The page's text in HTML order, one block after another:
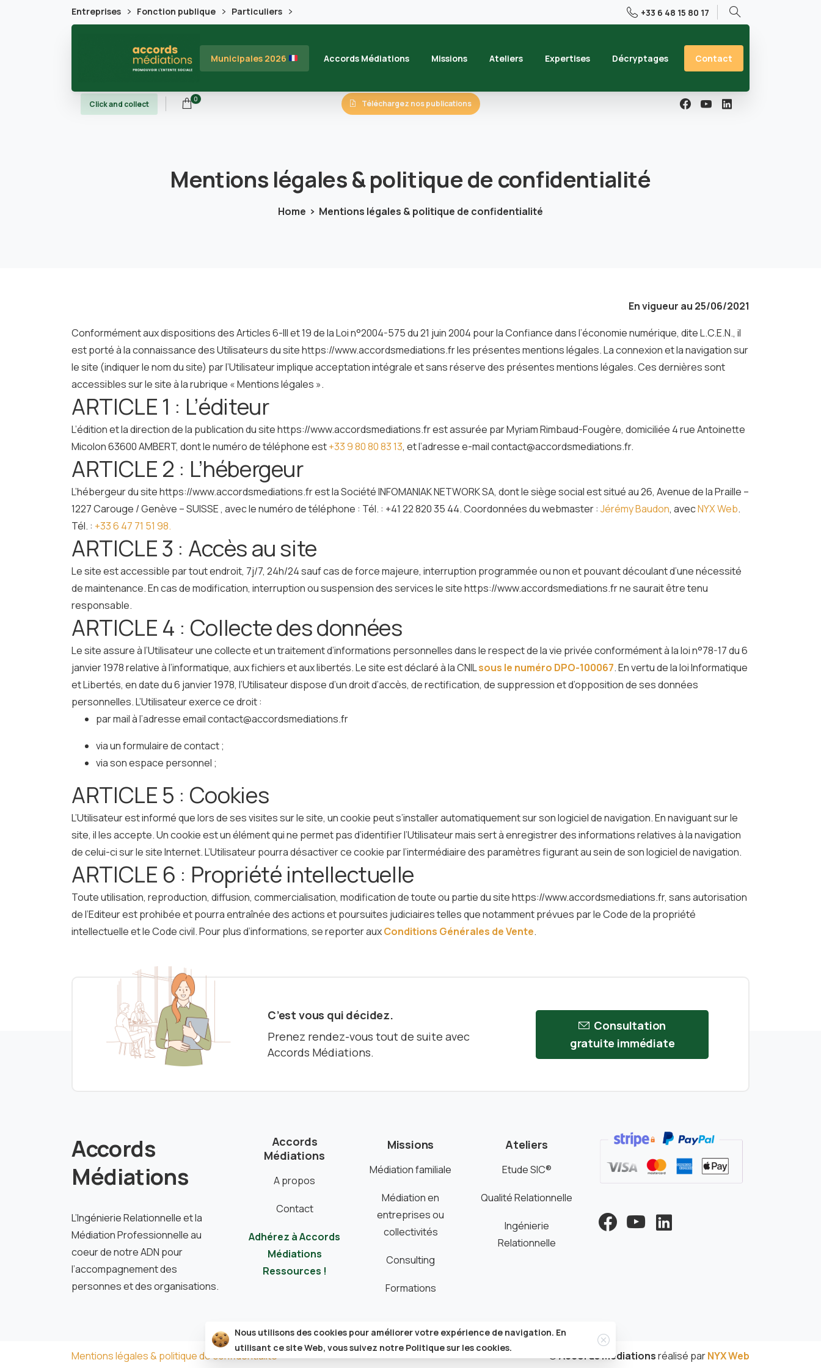
Entreprises Fonction publique Particuliers +33 6 48 15 80 17
Rechercher
Municipales 2026 Accords Médiations Missions Ateliers Expertises Décryptages Contact
Click and collect 0 Téléchargez nos publications
Mentions légales&politiquedeconfidentialité
Home Mentions légales & politique de confidentialité
En vigueur au 25/06/2021
Conformément aux dispositions des Articles 6-III et 19 de la Loi n°2004-575 du 21 juin 2004 pour la Confiance dans l’économie numérique, dite L.C.E.N., il
est porté à la connaissance des Utilisateurs du site https://www.accordsmediations.fr les présentes mentions légales. La connexion et la navigation sur
le site (indiquer le nom du site) par l’Utilisateur implique acceptation intégrale et sans réserve des présentes mentions légales. Ces dernières sont
accessibles sur le site à la rubrique « Mentions légales ».
ARTICLE 1 : L’éditeur
L’édition et la direction de la publication du site https://www.accordsmediations.fr est assurée par Myriam Rimbaud-Fougère, domiciliée 4 rue Antoinette
Micolon 63600 AMBERT, dont le numéro de téléphone est+33 9 80 80 83 13, et l’adresse e-mail contact@accordsmediations.fr.
ARTICLE 2 : L’hébergeur
L’hébergeur du site https://www.accordsmediations.fr est la Société INFOMANIAK NETWORK SA, dont le siège social est situé au 26, Avenue de la Praille –
1227 Carouge / Genève – SUISSE , avec le numéro de téléphone : Tél. : +41 22 820 35 44. Coordonnées du webmaster : Jérémy Baudon, avecNYX Web.
Tél. : +33 6 47 71 51 98.
ARTICLE 3 : Accès au site
Le site est accessible par tout endroit, 7j/7, 24h/24 sauf cas de force majeure, interruption programmée ou non et pouvant découlant d’une nécessité
de maintenance. En cas de modification, interruption ou suspension des services le site https://www.accordsmediations.fr ne saurait être tenu
responsable.
ARTICLE 4 : Collecte des données
Le site assure à l’Utilisateur une collecte et un traitement d’informations personnelles dans le respect de la vie privée conformément à la loi n°78-17 du 6
janvier 1978 relative à l’informatique, aux fichiers et aux libertés. Le site est déclaré à la CNILsous le numéro DPO-100067. En vertu de la loi Informatique
et Libertés, en date du 6 janvier 1978, l’Utilisateur dispose d’un droit d’accès, de rectification, de suppression et d’opposition de ses données
personnelles. L’Utilisateur exerce ce droit :
par mail à l’adresse email contact@accordsmediations.fr
via un formulaire de contact ;
via son espace personnel ;
ARTICLE 5 : Cookies
L’Utilisateur est informé que lors de ses visites sur le site, un cookie peut s’installer automatiquement sur son logiciel de navigation. En naviguant sur le
site, il les accepte. Un cookie est un élément qui ne permet pas d’identifier l’Utilisateur mais sert à enregistrer des informations relatives à la navigation
de celui-ci sur le site Internet. L’Utilisateur pourra désactiver ce cookie par l’intermédiaire des paramètres figurant au sein de son logiciel de navigation.
ARTICLE 6 : Propriété intellectuelle
Toute utilisation, reproduction, diffusion, commercialisation, modification de toute ou partie du site https://www.accordsmediations.fr, sans autorisation
de l’Editeur est prohibée et pourra entraînée des actions et poursuites judiciaires telles que notamment prévues par le Code de la propriété
intellectuelle et le Code civil. Pour plus d’informations, se reporter auxConditions Générales de Vente.
C’est vous qui décidez.
Prenez rendez-vous tout de suite avec
Accords Médiations.
Consultation
gratuite immédiate
Accords
Médiations
L’Ingénierie Relationnelle et la
Médiation Professionnelle au
coeur de notre ADN pour
l’accompagnement des
personnes et des organisations.
Accords
Médiations
A propos
Contact
Adhérez à Accords
Médiations
Ressources !
Missions
Médiation familiale
Médiation en
entreprises ou
collectivités
Consulting
Formations
Ateliers
Etude SIC®
Qualité Relationnelle
Ingénierie
Relationnelle
Mentions légales & politique de confidentialité ©Accords Médiationsréalisé parNYX Web
Nous utilisons des cookies pour améliorer votre expérience de navigation. En
utilisant ce site Web, vous suivez notre Politique sur les cookies.
Close